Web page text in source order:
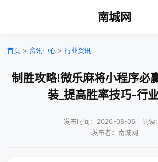
南城网
首页 > 资讯中心 > 行业资讯
制胜攻略!微乐麻将小程序必
装_提高胜率技巧-行
发布时间：2026-08-06｜阅读
发布者：南城网